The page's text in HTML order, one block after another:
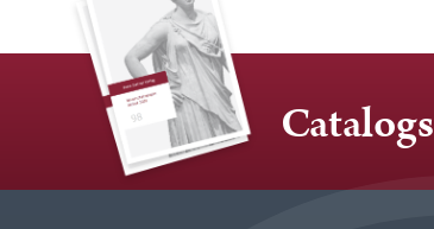
Catalogs